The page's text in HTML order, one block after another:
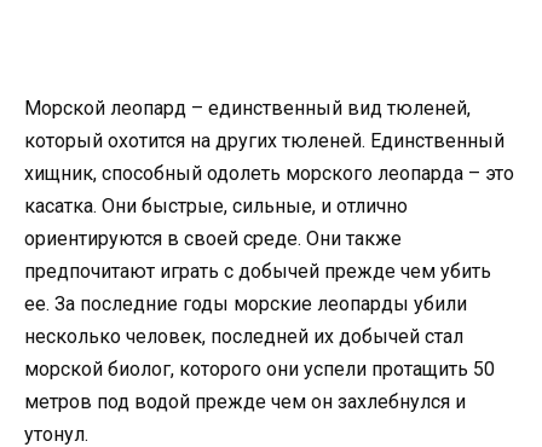
Морской леопард – единственный вид тюленей,
который охотится на других тюленей. Единственный
хищник, способный одолеть морского леопарда – это
касатка. Они быстрые, сильные, и отлично
ориентируются в своей среде. Они также
предпочитают играть с добычей прежде чем убить
ее. За последние годы морские леопарды убили
несколько человек, последней их добычей стал
морской биолог, которого они успели протащить 50
метров под водой прежде чем он захлебнулся и
утонул.